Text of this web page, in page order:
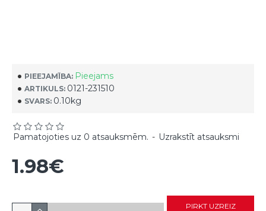
PIEEJAMĪBA: Pieejams
ARTIKULS: 0121-231510
SVARS: 0.10kg
Pamatojoties uz 0 atsauksmēm. - Uzrakstīt atsauksmi
1.98€
PIRKT UZREIZ